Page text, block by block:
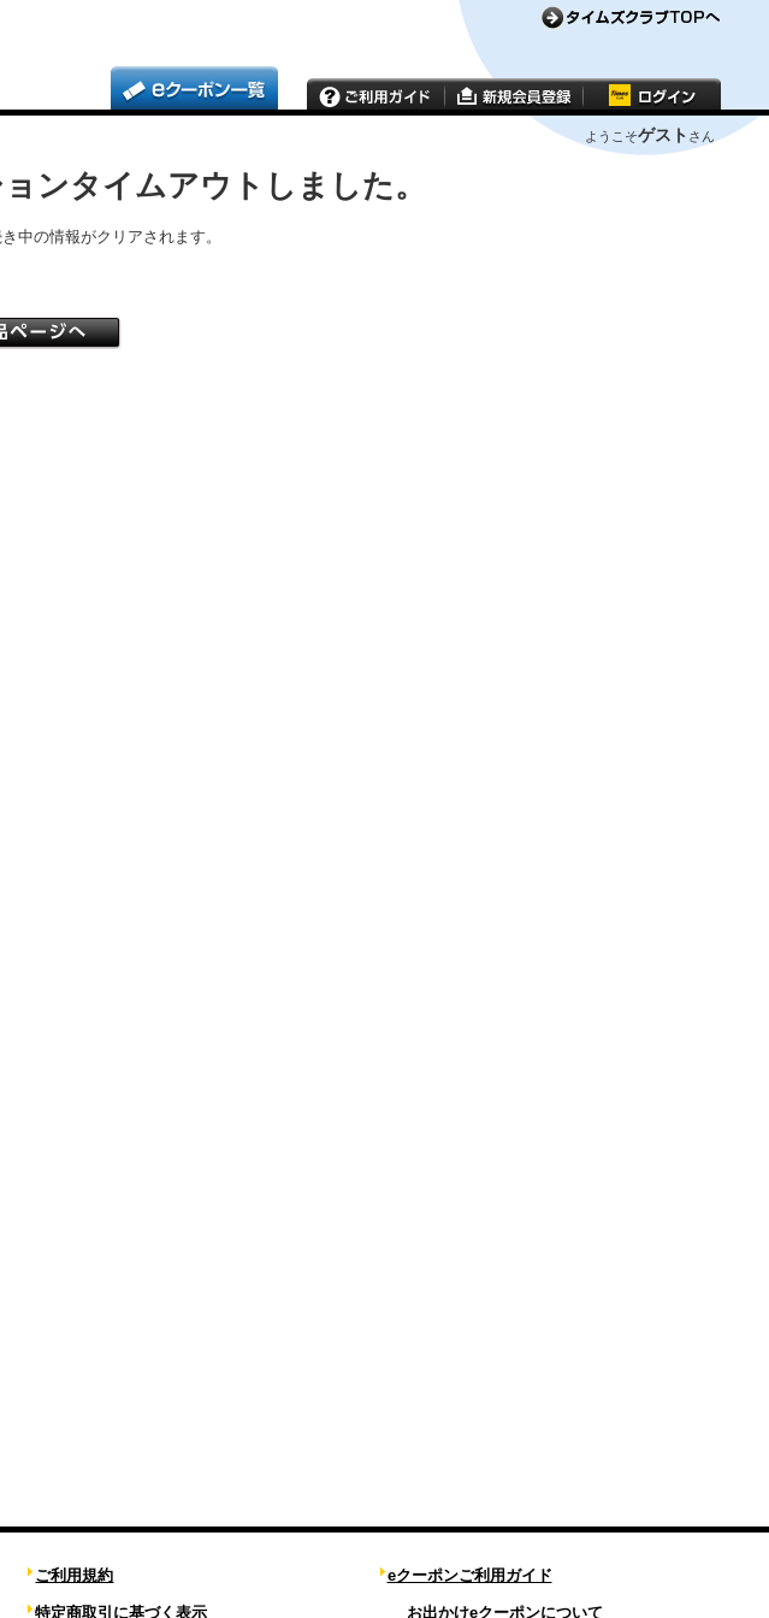
ようこそゲスト さん
ンタイムアウトしました。
中の情報がクリアされます。
ご利用規約
特定商取引に基づく表示
eクーポンご利用ガイド
お出かけeクーポンについて